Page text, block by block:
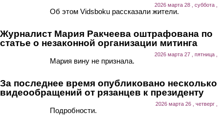
2026 марта 28 , суббота ,
Об этом Vidsboku рассказали жители.
Журналист Мария Ракчеева оштрафована по
статье о незаконной организации митинга
2026 марта 27 , пятница ,
Мария вину не признала.
За последнее время опубликовано несколько
видеообращений от рязанцев к президенту
2026 марта 26 , четверг ,
Подробности.